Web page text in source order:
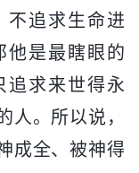
不追求生命进
他是最瞎眼的
追求来世得永
人。所以说，
成全、被神得